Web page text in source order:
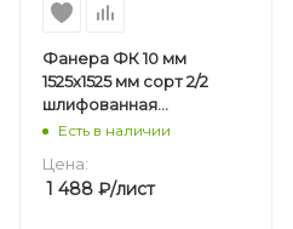
Фанера ФК 10 мм
1525х1525 мм сорт 2/2
шлифованная
березовая
Есть в наличии
Цена:
1 488 ₽/лист